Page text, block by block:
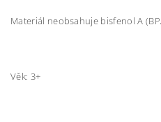
Materiál neobsahuje bisfenol A
Věk: 3+